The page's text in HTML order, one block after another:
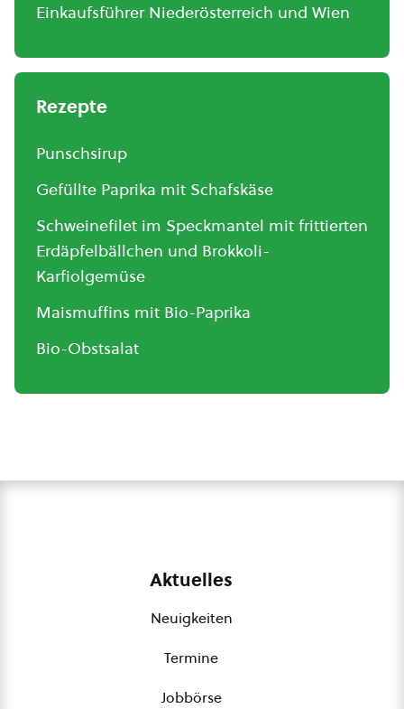
Einkaufsführer Niederösterreich und Wien
Rezepte
Punschsirup
Gefüllte Paprika mit Schafskäse
Schweinefilet im Speckmantel mit frittierten
Erdäpfelbällchen und Brokkoli-
Karfiolgemüse
Maismuffins mit Bio-Paprika
Bio-Obstsalat
Aktuelles
Neuigkeiten
Termine
Jobbörse